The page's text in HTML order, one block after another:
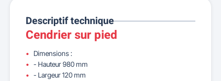
Descriptif technique
Cendrier sur pied
Dimensions :
- Hauteur 980 mm
- Largeur 120 mm